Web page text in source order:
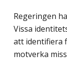
Regeringen
Vissa
att identifiera
motverka